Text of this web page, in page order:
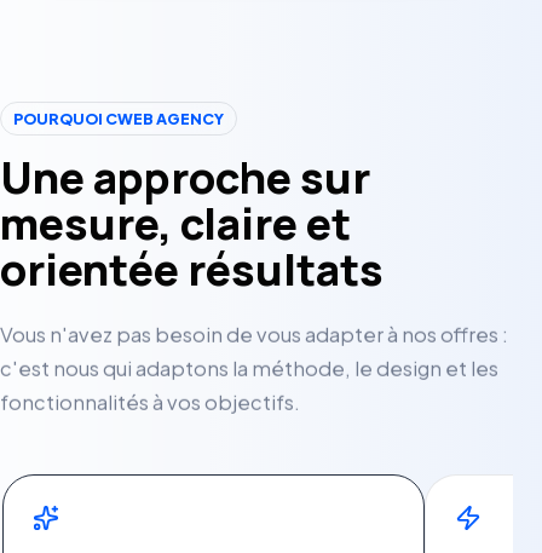
POURQUOI CWEB AGENCY
Une approche sur
mesure, claire et
orientée résultats
Vous n'avez pas besoin de vous adapter à nos offres :
c'est nous qui adaptons la méthode, le design et les
fonctionnalités à vos objectifs.